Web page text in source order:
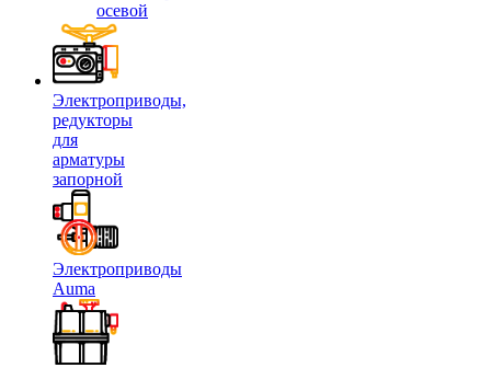
осевой
Электроприводы,
редукторы
для
арматуры
запорной
Электроприводы
Auma